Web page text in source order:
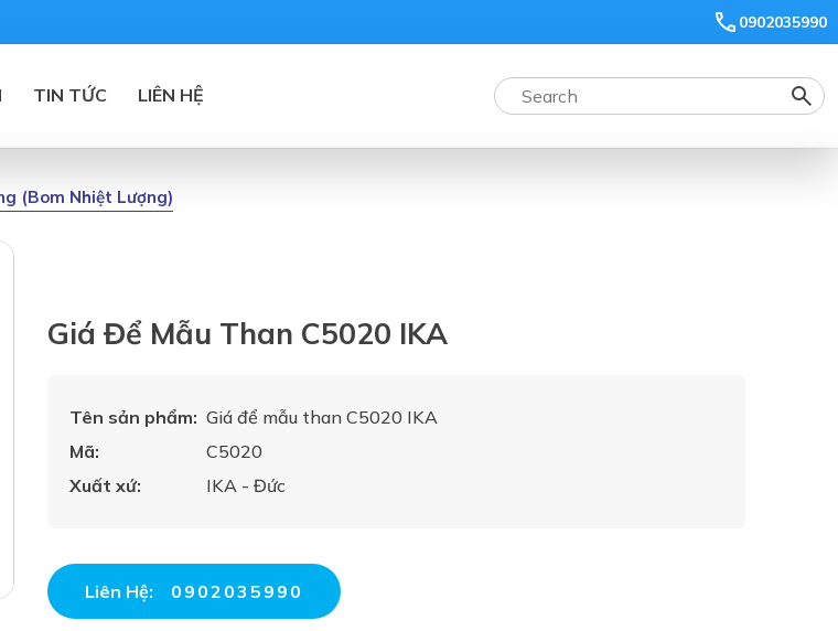
0902035990
TIN TỨC LIÊN HỆ
(bom Nhiệt Lượng)
Giá Để Mẫu Than C5020 IKA
Tên sản phẩm: Giá để mẫu than C5020 IKA
Mã:
C5020
Xuất xứ:
IKA - Đức
Liên Hệ: 0902035990